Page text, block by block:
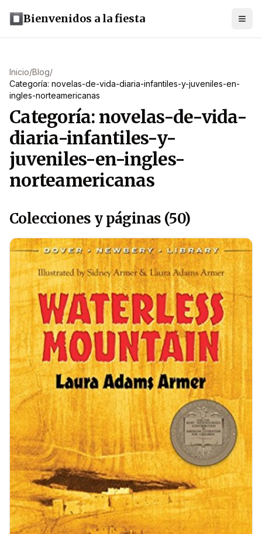
Bienvenidos a la fiesta
Inicio/Blog/
Categoría: novelas-de-vida-diaria-infantiles-y-juveniles-en-
ingles-norteamericanas
Categoría: novelas-de-vida-
diaria-infantiles-y-
juveniles-en-ingles-
norteamericanas
Colecciones y páginas (50)